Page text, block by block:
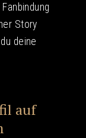
Story
deine
auf